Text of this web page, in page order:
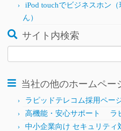
iPod touchでビジネスホン
ん）
サイト内検索
索:
当社の他のホームペー
ラピッドテレコム採用ペー
高機能・安心サポート ラ
中小企業向け セキュリテ